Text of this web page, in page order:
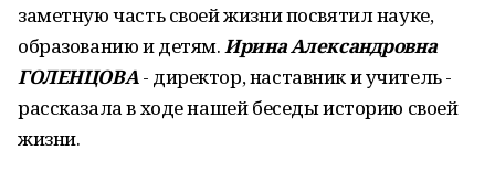
заметную часть своей жизни посвятил науке,
образованию и детям.Ирина Александровна
ГОЛЕНЦОВА- директор, наставник и учитель -
рассказала в ходе нашей беседы историю своей
жизни.